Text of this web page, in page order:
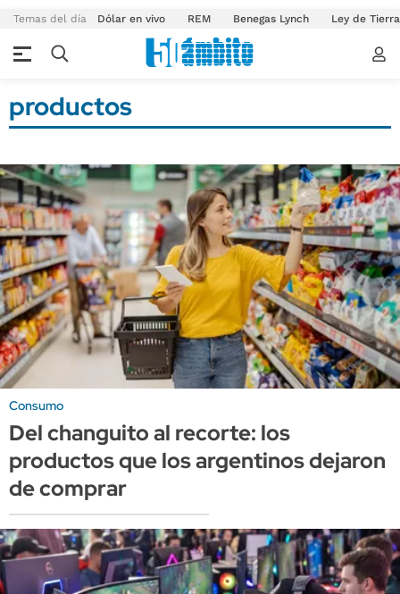
Temas del día Dólar en vivo REM Benegas Lynch Ley de
productos
Consumo
Del changuito al recorte: los
productos que los argentinos dejaron
de comprar